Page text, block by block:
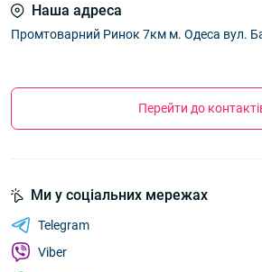
Наша адреса
Промтоварний Ринок 7км м. Одеса вул.
Перейти до
Ми у соціальних мережах
Telegram
Viber